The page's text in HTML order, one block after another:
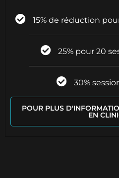
15% de réduction
25% pour 20
30%
POUR PLUS
EN